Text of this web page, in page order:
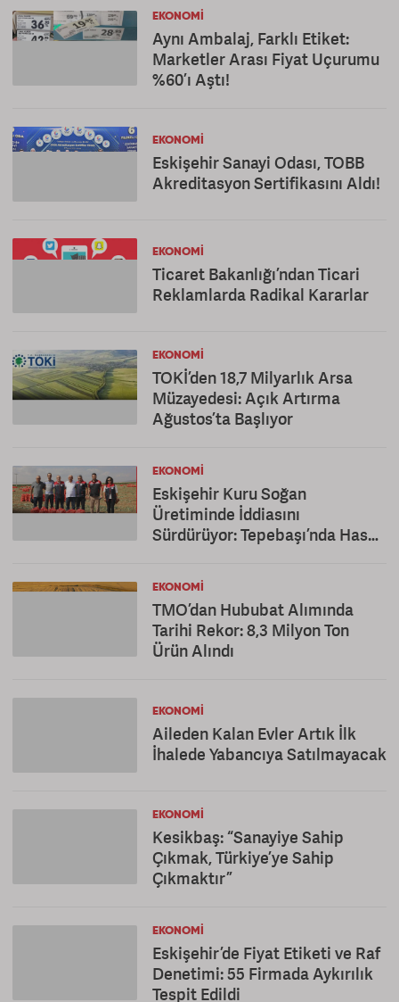
EKONOMI
Aynı Ambalaj, Farklı Etiket:
Marketler Arası Fiyat Uçurumu
%60’ı Aştı!
EKONOMI
Eskişehir Sanayi Odası, TOBB
Akreditasyon Sertifikasını Aldı!
EKONOMI
Ticaret Bakanlığı’ndan Ticari
Reklamlarda Radikal Kararlar
EKONOMI
TOKİ’den 18,7 Milyarlık Arsa
Müzayedesi: Açık Artırma
Ağustos’ta Başlıyor
EKONOMI
Eskişehir Kuru Soğan
Üretiminde İddiasını
Sürdürüyor: Tepebaşı’nda Hasat
EKONOMI
TMO’dan Hububat Alımında
Tarihi Rekor: 8,3 Milyon Ton
Ürün Alındı
EKONOMI
Aileden Kalan Evler Artık İlk
İhalede Yabancıya Satılmayacak
EKONOMI
Kesikbaş: “Sanayiye Sahip
Çıkmak, Türkiye’ye Sahip
Çıkmaktır”
EKONOMI
Eskişehir’de Fiyat Etiketi ve Raf
Denetimi: 55 Firmada Aykırılık
Tespit Edildi